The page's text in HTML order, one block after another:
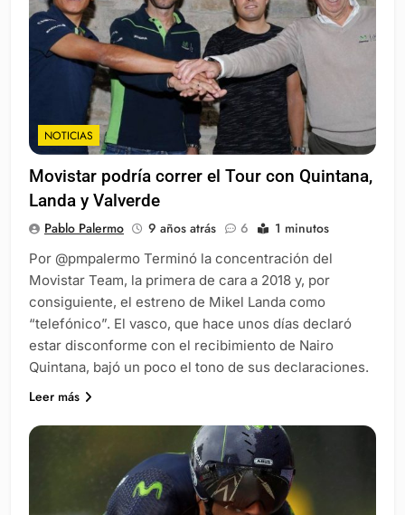
NOTICIAS
Movistar podría correr el Tour con Quintana,
Landa y Valverde
Pablo Palermo 9 años atrás 6 1 minutos
Por @pmpalermo Terminó la concentración del
Movistar Team, la primera de cara a 2018 y, por
consiguiente, el estreno de Mikel Landa como
“telefónico”. El vasco, que hace unos días declaró
estar disconforme con el recibimiento de Nairo
Quintana, bajó un poco el tono de sus declaraciones.
Leer más